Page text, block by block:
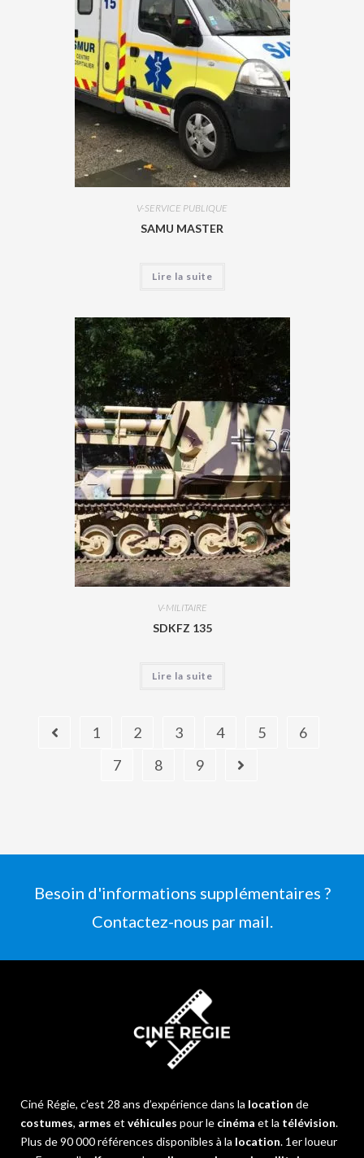
V-SERVICE PUBLIQUE
SAMU MASTER
Lire la suite
V-MILITAIRE
SDKFZ 135
Lire la suite
1 2 3 4 5
6
7
8 9
Besoin d'informations supplémentaires ?
Contactez-nous par mail.
Ciné Régie, c’est 28 ans d’expérience dans la location de
costumes, armes et véhicules pour le cinéma et la télévision.
Plus de 90 000 références disponibles à la location. 1er loueur